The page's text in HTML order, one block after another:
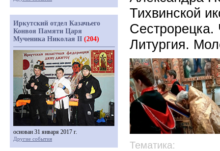
Тихвинской
Литургия.
Тематика:
Иркутский отдел Казачьего
Конвоя Памяти Царя
Мученика Николая II (204)
основан 31 января 2017 г.
Другие события